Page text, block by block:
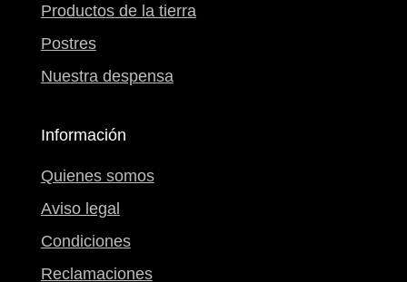
Productos de la tierra
Postres
Nuestra despensa
Información
Quienes somos
Aviso legal
Condiciones
Reclamaciones